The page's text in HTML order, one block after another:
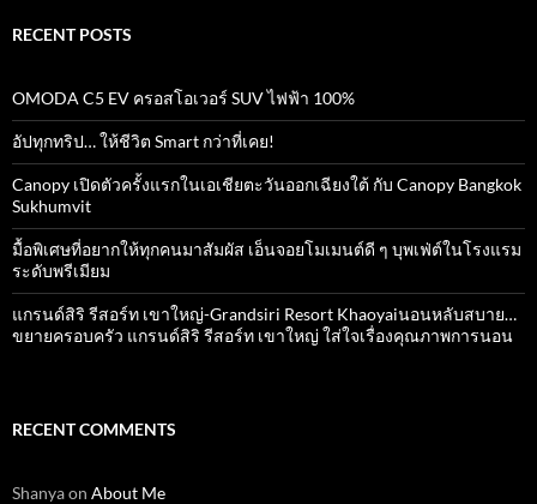
RECENT POSTS
OMODA C5 EV ครอสโอเวอร์ SUV ไฟฟ้า 100%
อัปทุกทริป… ให้ชีวิต Smart กว่าที่เคย!
Canopy เปิดตัวครั้งแรกในเอเชียตะวันออกเฉียงใต้ กับ Canopy Bangkok
Sukhumvit
มื้อพิเศษที่อยากให้ทุกคนมาสัมผัส เอ็นจอยโมเมนต์ดี ๆ บุพเฟ่ต์ในโรงแรม
ระดับพรีเมียม
แกรนด์สิริ​ รีสอร์ท​ เขาใหญ่​-Grandsiri​ Resort​ Khaoyaiนอนหลับสบาย…
ขยายครอบครัว แกรนด์สิริ รีสอร์ท เขาใหญ่ ใส่ใจเรื่องคุณภาพการนอน
RECENT COMMENTS
Shanyaon About Me